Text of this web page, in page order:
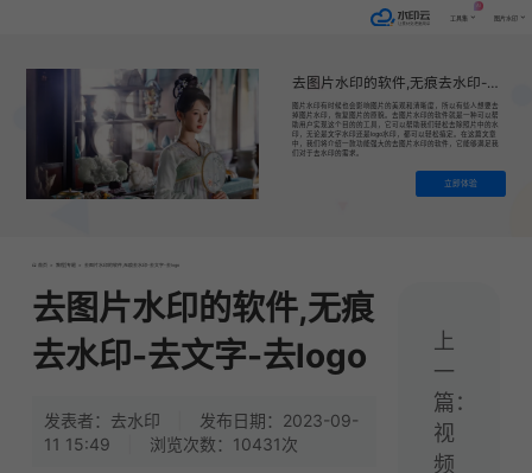
工具集 图片水印
去图片水印的软件,无痕去水印-去文字-去logo
图片水印有时候也会影响图片的美观和清晰度，所以有些人想要去
掉图片水印，恢复图片的原貌。去图片水印的软件就是一种可以帮
助用户实现这个目的的工具，它可以帮助我们轻松去除照片中的水
印，无论是文字水印还是logo水印，都可以轻松搞定。在这篇文章
中，我们将介绍一款功能强大的去图片水印的软件，它能够满足我
们对于去水印的需求。
立即体验
首页 > 教程|专题 > 去图片水印的软件,无痕去水印-去文字-去logo
去图片水印的软件,无痕
去水印-去文字-去logo
发表者：去水印
发布日期：2023-09-
11 15:49
浏览次数：10431次
上
一
篇：
视
频